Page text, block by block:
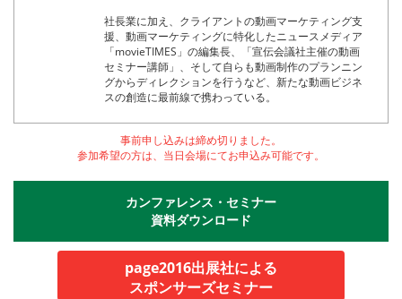
社長業に加え、クライアントの動画マーケティング支
援、動画マーケティングに特化したニュースメディア
「movieTIMES」の編集長、「宣伝会議社主催の動画
セミナー講師」、そして自らも動画制作のプランニン
グからディレクションを行うなど、新たな動画ビジネ
スの創造に最前線で携わっている。
事前申し込みは締め切りました。
参加希望の方は、当日会場にてお申込み可能です。
カンファレンス・セミナー
資料ダウンロード
page2016出展社による
スポンサーズセミナー